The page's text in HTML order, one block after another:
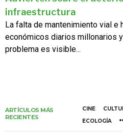
infraestructura
La falta de mantenimiento vial e
económicos diarios millonarios
problema es visible...
ARTÍCULOS MÁS
RECIENTES
CINE
ECOLOGÍA